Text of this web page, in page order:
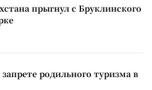
прыгнул с Бруклинского
родильного туризма в